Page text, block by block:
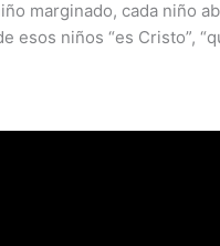
marginado, cada niño
esos niños “es Cristo”,